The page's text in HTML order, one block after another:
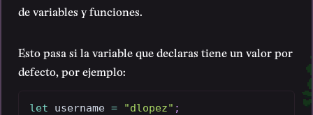
de variables y funciones.
Esto pasa si la variable que declaras tiene un valor por
defecto, por ejemplo:
let username = "dlopez" ;